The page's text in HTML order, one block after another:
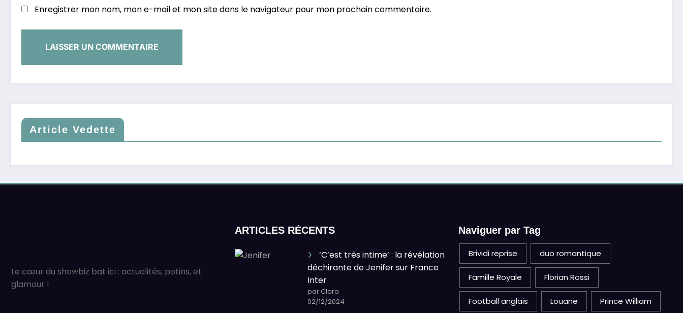
Enregistrer mon nom, mon e-mail et mon site dans le navigateur pour mon prochain commentaire.
Article Vedette
Le cœur du showbiz bat ici : actualités, potins, et
glamour !
ARTICLES RÉCENTS
‘C’est très intime’ : la révélation
déchirante de Jenifer sur France
Inter
par Clara
02/12/2024
Naviguer par Tag
Brividi reprise duo romantique
Famille Royale Florian Rossi
Football anglais Louane Prince William